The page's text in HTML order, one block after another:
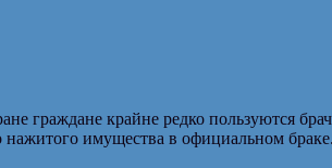
граждане крайне редко пользуются
имущества в официальном браке.